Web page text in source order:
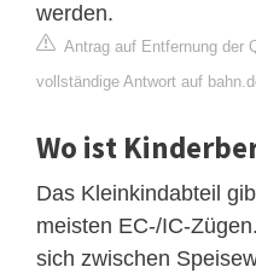
werden.
Antrag auf Entfernung der
vollständige Antwort auf
Wo ist
Das Kleinkindabteil
meisten EC-/IC-
sich zwischen